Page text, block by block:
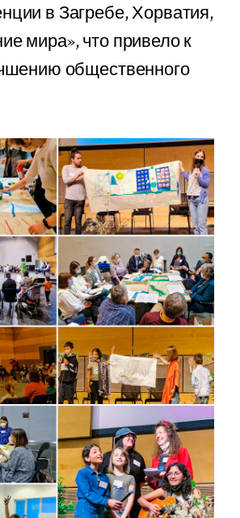
в Загребе, Хорватия,
мира», что привело к
общественного